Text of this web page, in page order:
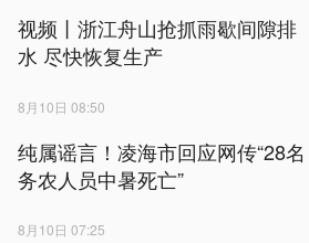
视频丨浙江舟山抢抓雨歇间隙排
水 尽快恢复生产
8月10日 08:50
纯属谣言！凌海市回应网传“28名
务农人员中暑死亡”
8月10日 07:25